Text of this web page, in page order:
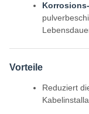
Vorteile
Reduziert